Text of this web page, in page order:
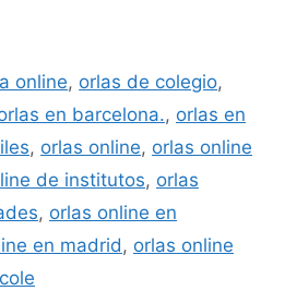
online, orlas de colegio,
en barcelona., orlas en
, orlas online, orlas online
de institutos, orlas
, orlas online en
en madrid, orlas online